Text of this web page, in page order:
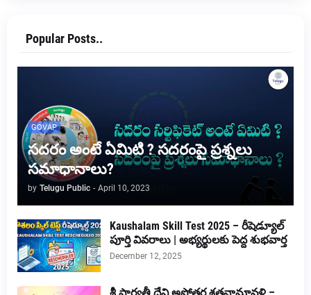
Popular Posts..
GOVAP
సదరం అంటే ఏమిటి ? సదరంపై ప్రశ్నలు
సమాధానాలు?
by Telugu Public - April 10, 2023
Kaushalam Skill Test 2025 – రీషెడ్యూల్
పూర్తి వివరాలు | అభ్యర్థులకు పెద్ద శుభవార్త
December 12, 2025